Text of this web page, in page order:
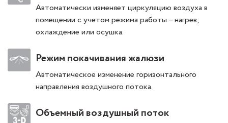
Автоматически изменяет циркуляцию воздуха в
помещении с учетом режима работы – нагрев,
охлаждение или осушка.
Режим покачивания жалюзи
Автоматическое изменение горизонтального
направления воздушного потока.
Объемный воздушный поток